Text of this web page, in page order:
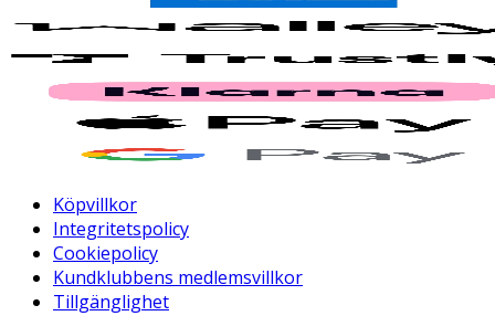
Köpvillkor
Integritetspolicy
Cookiepolicy
Kundklubbens medlemsvillkor
Tillgänglighet